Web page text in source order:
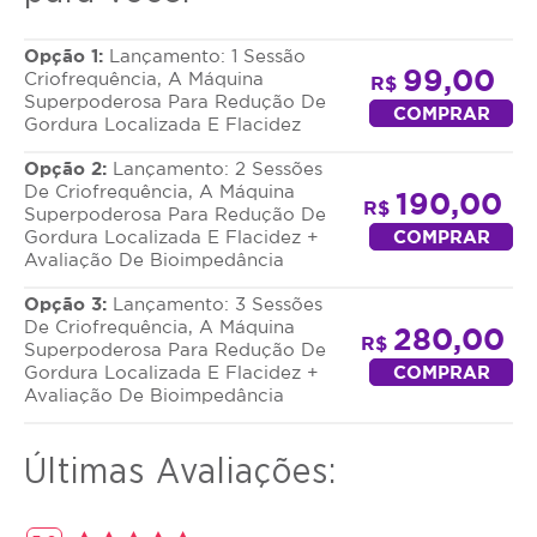
Opção 1: Lançamento: 1 Sessão
Criofrequência, A Máquina
Superpoderosa Para Redução De
Gordura Localizada E Flacidez
R$ 99,00
COMPRAR
Opção 2: Lançamento: 2 Sessões
De Criofrequência, A Máquina
Superpoderosa Para Redução De
Gordura Localizada E Flacidez +
Avaliação De Bioimpedância
R$ 190,00
COMPRAR
Opção 3: Lançamento: 3 Sessões
De Criofrequência, A Máquina
Superpoderosa Para Redução De
Gordura Localizada E Flacidez +
Avaliação De Bioimpedância
R$ 280,00
COMPRAR
Últimas Avaliações: